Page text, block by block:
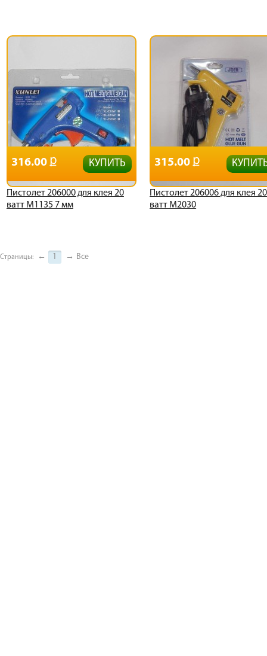
Пистолет 206000 для клея 20
ватт М1135 7 мм
316.00 КУПИТЬ
Пистолет 206006 для клея 20
ватт М2030
315.00
Страницы: ← 1 → Все